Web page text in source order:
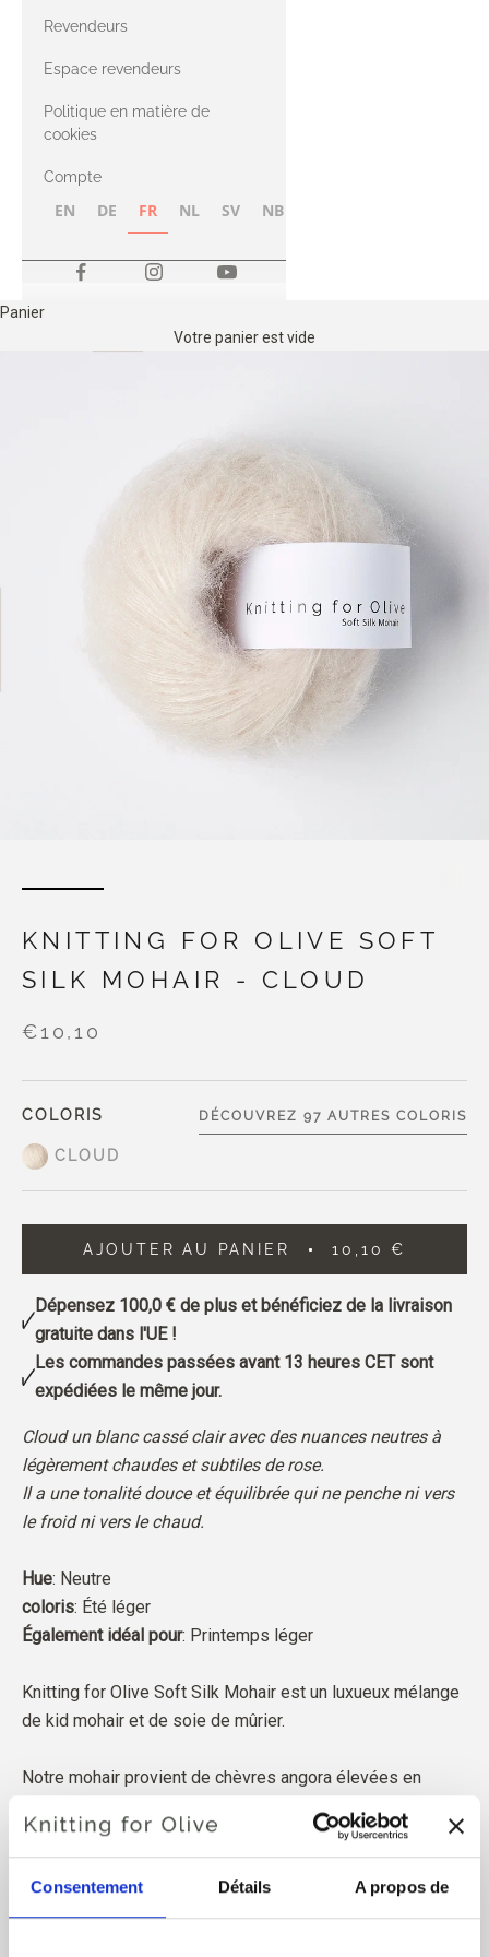
Consentement Détails A propos de
Compatible
avec le fil Merino
avec le fil Heavy
Revendeurs
Espace revendeurs
Politique en matière de
cookies
Compte
EN DE FR NL SV NB
Panier
Votre panier est vide
KNITTING FOR OLIVE SOFT
SILK MOHAIR - CLOUD
€10,10
COLORIS
CLOUD
DÉCOUVREZ 97 AUTRES COLORIS
AJOUTER AU PANIER 10,10 €
Dépensez 100,0 € de plus et bénéficiez de la livraison
gratuite dans l'UE !
Les commandes passées avant 13 heures CET sont
expédiées le même jour.
Cloud un blanc cassé clair avec des nuances neutres à
légèrement chaudes et subtiles de rose.
Il a une tonalité douce et équilibrée qui ne penche ni vers
le froid ni vers le chaud.
Hue: Neutre
coloris: Été léger
Également idéal pour: Printemps léger
Knitting for Olive Soft Silk Mohair est un luxueux mélange
de kid mohair et de soie de mûrier.
Notre mohair provient de chèvres angora élevées en
Nos fils sont traçables jusqu'aux fermes individuelles, ce
qui signifie que nous savons exactement de quelles
fermes, de quels éleveurs et de quelles chèvres provient
notre laine.